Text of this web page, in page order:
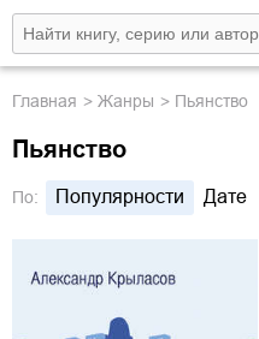
Главная Жанры Пьянство
Пьянство
По: Популярности Дате